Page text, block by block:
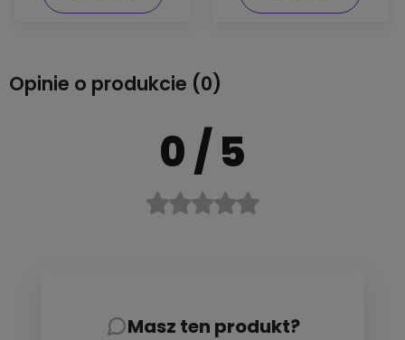
Opinie o produkcie (0)
0/ 5
Masz ten produkt?